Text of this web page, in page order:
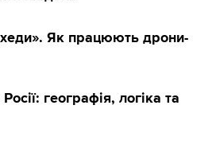
Як працюють дрони-
географія, логіка та